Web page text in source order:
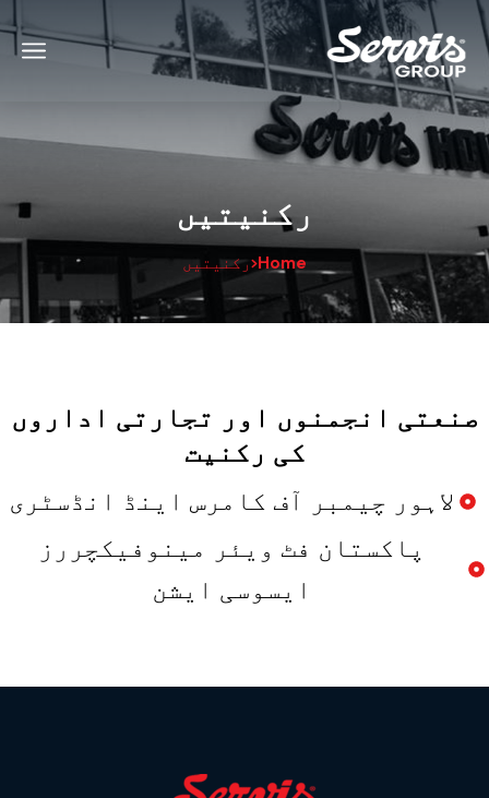
رکنیتیں
Home رکنیتیں
صنعتی انجمنوں اور تجارتی اداروں
کی رکنیت
لاہور چیمبر آف کامرس اینڈ انڈسٹری
پاکستان فٹ ویئر مینوفیکچررز
ایسوسی ایشن